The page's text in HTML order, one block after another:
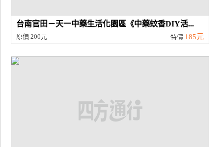
計
商
台南官田－天一中藥生活化園區《中藥蚊香DIY活...
原價200元 特價 185元